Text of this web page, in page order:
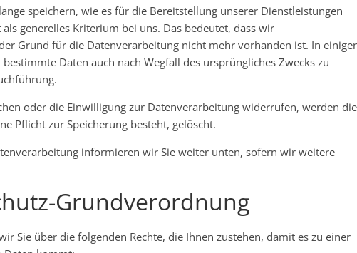
speichern, wie es für die Bereitstellung unserer Dienstleistungen
generelles Kriterium bei uns. Das bedeutet, dass wir
Grund für die Datenverarbeitung nicht mehr vorhanden ist. In
Daten auch nach Wegfall des ursprüngliches Zwecks zu
oder die Einwilligung zur Datenverarbeitung widerrufen, werden die
Pflicht zur Speicherung besteht, gelöscht.
informieren wir Sie weiter unten, sofern wir weitere
Grundverordnung
Sie über die folgenden Rechte, die Ihnen zustehen, damit es zu einer